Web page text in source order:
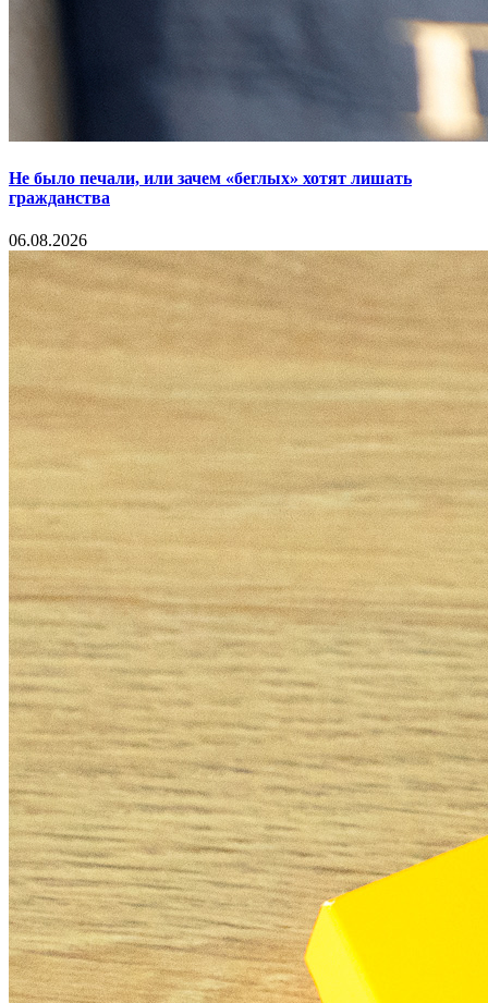
Не было печали, или зачем «беглых» хотят лишать
гражданства
06.08.2026